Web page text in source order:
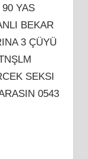
YAS
BEKAR
3 ÇÜYÜ
SEKSI
0543